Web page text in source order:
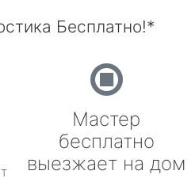
Бесплатно!*
Мастер
бесплатно
выезжает на дом